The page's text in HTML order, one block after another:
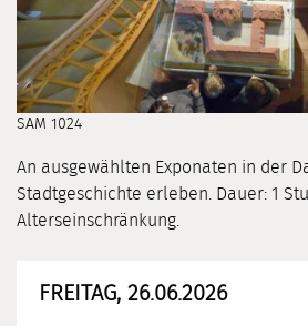
SAM 1024
An ausgewählten Exponaten in der
Stadtgeschichte erleben. Dauer: 1
Alterseinschränkung.
FREITAG, 26.06.2026